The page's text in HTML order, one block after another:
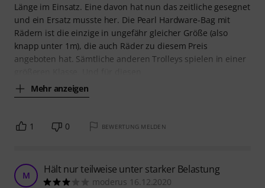
Länge im Einsatz. Eine davon hat nun das zeitliche gesegnet
und ein Ersatz musste her. Die Pearl Hardware-Bag mit
Rädern ist die einzige in ungefähr gleicher Größe (also
knapp unter 1m), die auch Räder zu diesem Preis
angeboten hat. Sämtliche anderen Trolleys spielen in einer
Mehr anzeigen
1 0 BEWERTUNG MELDEN
M Hält nur teilweise unter starker Belastung
moderus 16.12.2020